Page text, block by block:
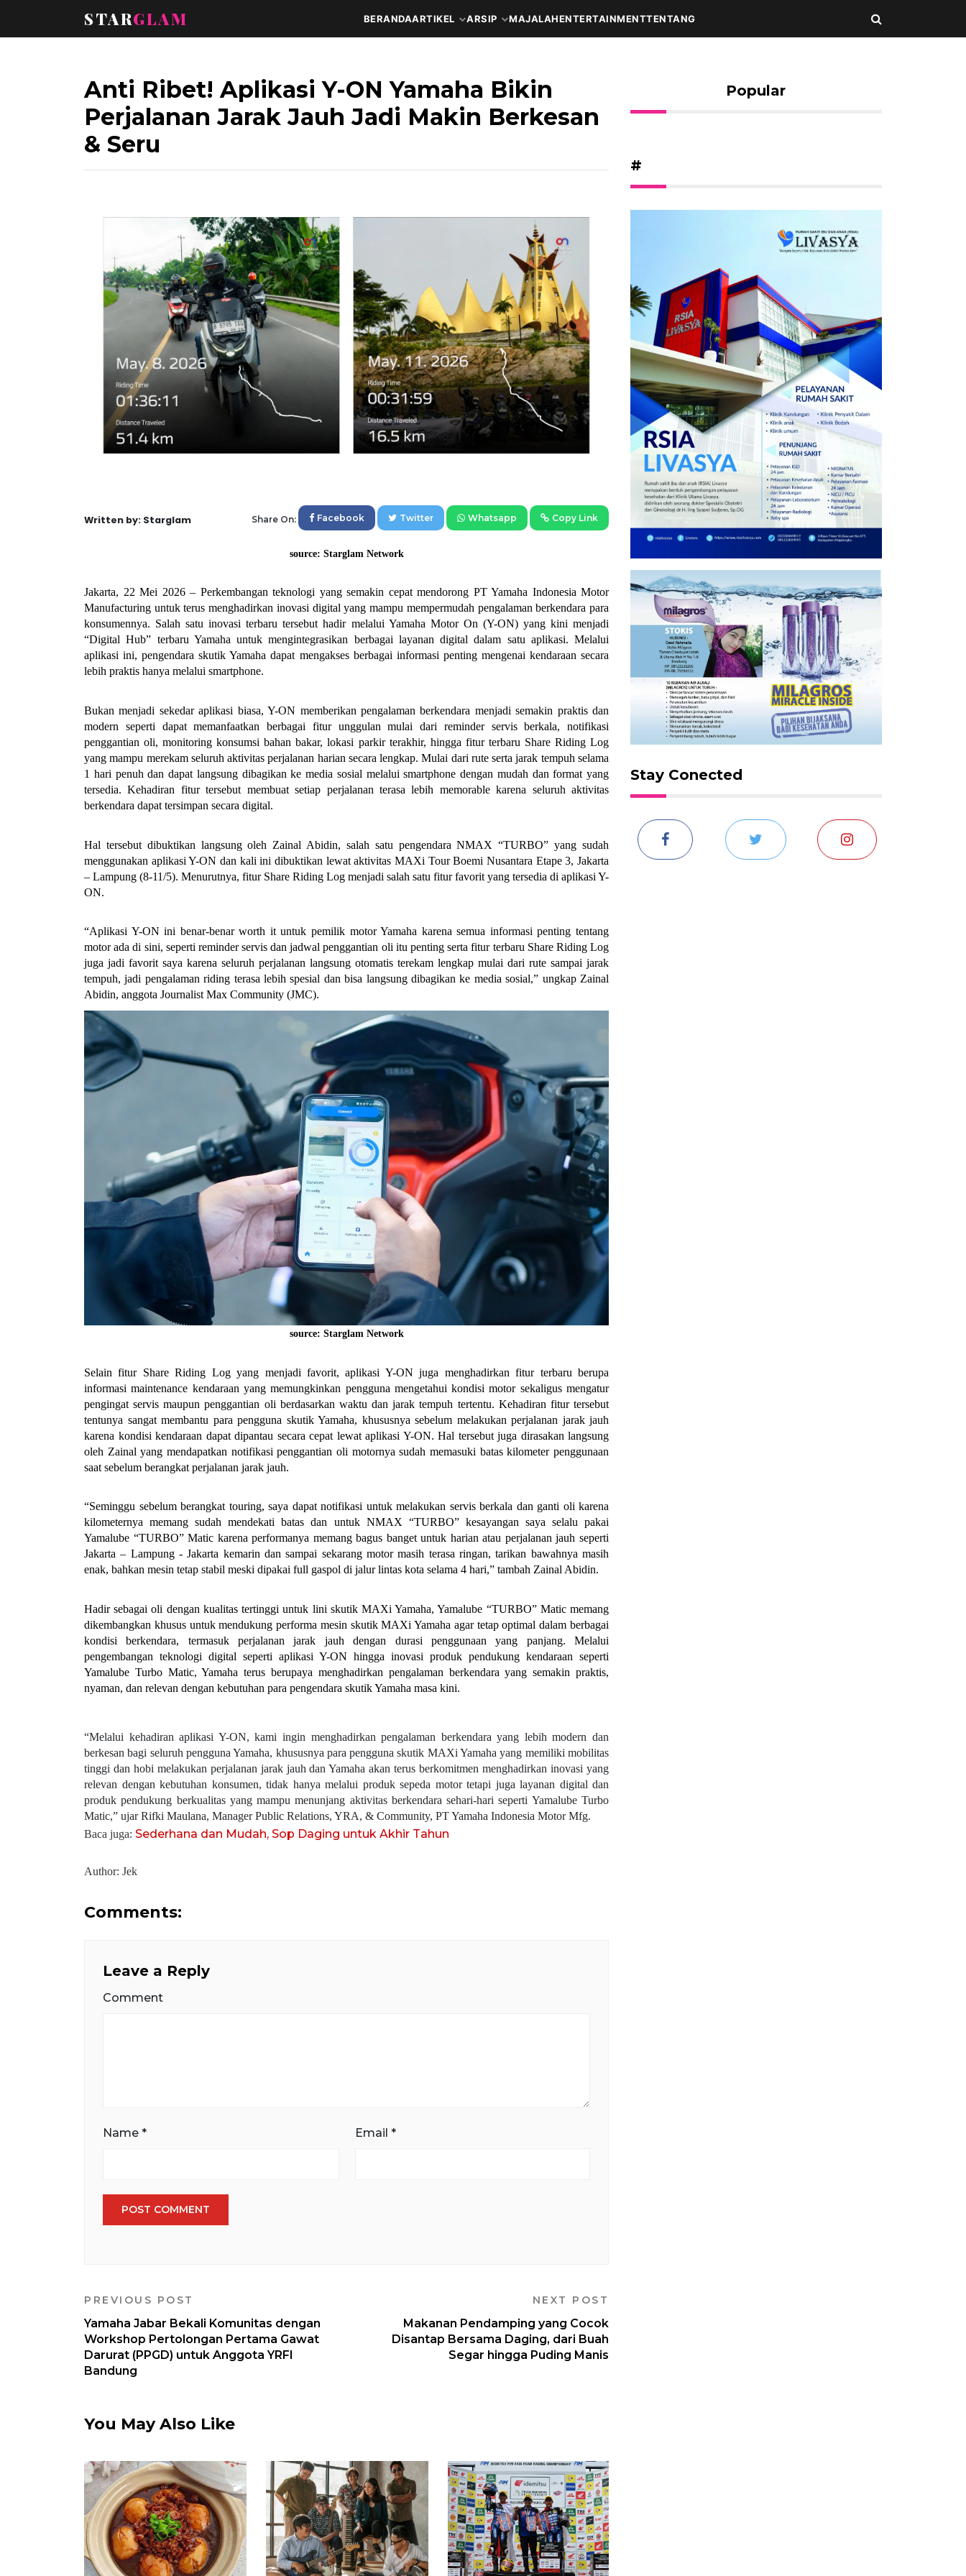
STARGLAM BERANDAARTIKEL ARSIP MAJALAHENTERTAINMENTTENTANG
Anti Ribet! Aplikasi Y-ON Yamaha Bikin
Perjalanan Jarak Jauh Jadi Makin Berkesan
& Seru
Written by: Starglam Share On: Facebook Twitter Whatsapp Copy Link
source: Starglam Network
Jakarta, 22 Mei 2026 – Perkembangan teknologi yang semakin cepat mendorong PT Yamaha Indonesia Motor
Manufacturing untuk terus menghadirkan inovasi digital yang mampu mempermudah pengalaman berkendara para
konsumennya. Salah satu inovasi terbaru tersebut hadir melalui Yamaha Motor On (Y-ON) yang kini menjadi
“Digital Hub” terbaru Yamaha untuk mengintegrasikan berbagai layanan digital dalam satu aplikasi. Melalui
aplikasi ini, pengendara skutik Yamaha dapat mengakses berbagai informasi penting mengenai kendaraan secara
lebih praktis hanya melalui smartphone.
Bukan menjadi sekedar aplikasi biasa, Y-ON memberikan pengalaman berkendara menjadi semakin praktis dan
modern seperti dapat memanfaatkan berbagai fitur unggulan mulai dari reminder servis berkala, notifikasi
penggantian oli, monitoring konsumsi bahan bakar, lokasi parkir terakhir, hingga fitur terbaru Share Riding Log
yang mampu merekam seluruh aktivitas perjalanan harian secara lengkap. Mulai dari rute serta jarak tempuh selama
1 hari penuh dan dapat langsung dibagikan ke media sosial melalui smartphone dengan mudah dan format yang
tersedia. Kehadiran fitur tersebut membuat setiap perjalanan terasa lebih memorable karena seluruh aktivitas
berkendara dapat tersimpan secara digital.
Hal tersebut dibuktikan langsung oleh Zainal Abidin, salah satu pengendara NMAX “TURBO” yang sudah
menggunakan aplikasi Y-ON dan kali ini dibuktikan lewat aktivitas MAXi Tour Boemi Nusantara Etape 3, Jakarta
– Lampung (8-11/5). Menurutnya, fitur Share Riding Log menjadi salah satu fitur favorit yang tersedia di aplikasi Y-
ON.
“Aplikasi Y-ON ini benar-benar worth it untuk pemilik motor Yamaha karena semua informasi penting tentang
motor ada di sini, seperti reminder servis dan jadwal penggantian oli itu penting serta fitur terbaru Share Riding Log
juga jadi favorit saya karena seluruh perjalanan langsung otomatis terekam lengkap mulai dari rute sampai jarak
tempuh, jadi pengalaman riding terasa lebih spesial dan bisa langsung dibagikan ke media sosial,” ungkap Zainal
Abidin, anggota Journalist Max Community (JMC).
source: Starglam Network
Selain fitur Share Riding Log yang menjadi favorit, aplikasi Y-ON juga menghadirkan fitur terbaru berupa
informasi maintenance kendaraan yang memungkinkan pengguna mengetahui kondisi motor sekaligus mengatur
pengingat servis maupun penggantian oli berdasarkan waktu dan jarak tempuh tertentu. Kehadiran fitur tersebut
tentunya sangat membantu para pengguna skutik Yamaha, khususnya sebelum melakukan perjalanan jarak jauh
karena kondisi kendaraan dapat dipantau secara cepat lewat aplikasi Y-ON. Hal tersebut juga dirasakan langsung
oleh Zainal yang mendapatkan notifikasi penggantian oli motornya sudah memasuki batas kilometer penggunaan
saat sebelum berangkat perjalanan jarak jauh.
“Seminggu sebelum berangkat touring, saya dapat notifikasi untuk melakukan servis berkala dan ganti oli karena
kilometernya memang sudah mendekati batas dan untuk NMAX “TURBO” kesayangan saya selalu pakai
Yamalube “TURBO” Matic karena performanya memang bagus banget untuk harian atau perjalanan jauh seperti
Jakarta – Lampung - Jakarta kemarin dan sampai sekarang motor masih terasa ringan, tarikan bawahnya masih
enak, bahkan mesin tetap stabil meski dipakai full gaspol di jalur lintas kota selama 4 hari,” tambah Zainal Abidin.
Hadir sebagai oli dengan kualitas tertinggi untuk lini skutik MAXi Yamaha, Yamalube “TURBO” Matic memang
dikembangkan khusus untuk mendukung performa mesin skutik MAXi Yamaha agar tetap optimal dalam berbagai
kondisi berkendara, termasuk perjalanan jarak jauh dengan durasi penggunaan yang panjang. Melalui
pengembangan teknologi digital seperti aplikasi Y-ON hingga inovasi produk pendukung kendaraan seperti
Yamalube Turbo Matic, Yamaha terus berupaya menghadirkan pengalaman berkendara yang semakin praktis,
nyaman, dan relevan dengan kebutuhan para pengendara skutik Yamaha masa kini.
“Melalui kehadiran aplikasi Y-ON, kami ingin menghadirkan pengalaman berkendara yang lebih modern dan
berkesan bagi seluruh pengguna Yamaha, khususnya para pengguna skutik MAXi Yamaha yang memiliki mobilitas
tinggi dan hobi melakukan perjalanan jarak jauh dan Yamaha akan terus berkomitmen menghadirkan inovasi yang
relevan dengan kebutuhan konsumen, tidak hanya melalui produk sepeda motor tetapi juga layanan digital dan
produk pendukung berkualitas yang mampu menunjang aktivitas berkendara sehari-hari seperti Yamalube Turbo
Matic,” ujar Rifki Maulana, Manager Public Relations, YRA, & Community, PT Yamaha Indonesia Motor Mfg.
Baca juga: Sederhana dan Mudah, Sop Daging untuk Akhir Tahun
Author: Jek
Comments:
Leave a Reply
Comment
Name * Email *
PREVIOUS POST
Yamaha Jabar Bekali Komunitas dengan
Workshop Pertolongan Pertama Gawat
Darurat (PPGD) untuk Anggota YRFI
Bandung
NEXT POST
Makanan Pendamping yang Cocok
Disantap Bersama Daging, dari Buah
Segar hingga Puding Manis
You May Also Like
Popular
#
Stay Conected